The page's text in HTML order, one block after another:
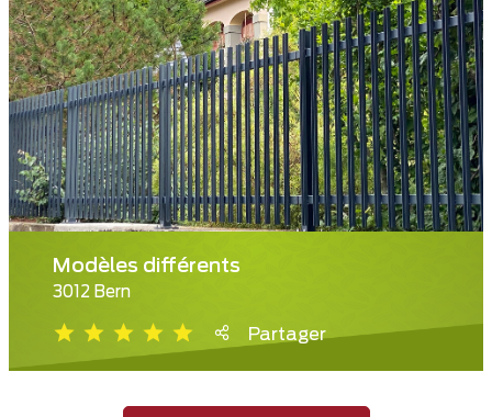
Modèles différents
3012 Bern
Partager